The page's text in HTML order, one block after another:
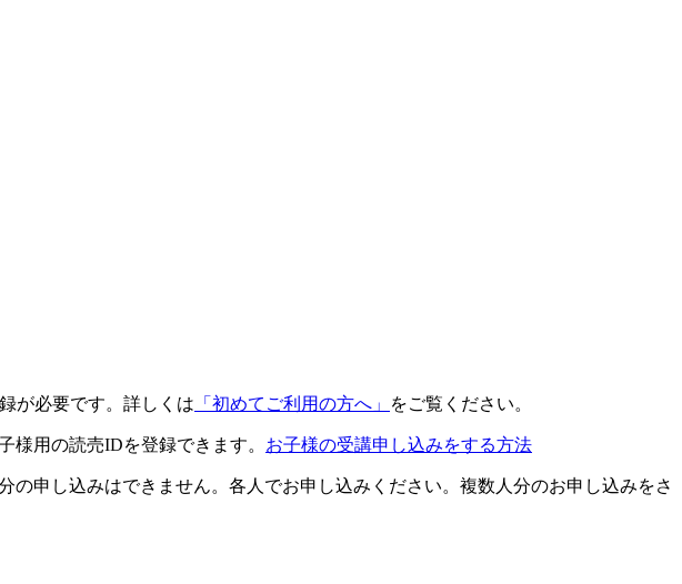
が必要です。詳しくは 「初めてご利用の方へ」 をご覧ください。
用の読売IDを登録できます。 お子様の受講申し込みをする方法
申し込みはできません。各人でお申し込みください。複数人分のお申し込みをさ